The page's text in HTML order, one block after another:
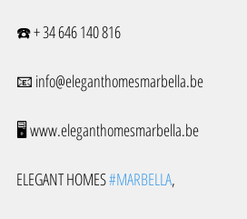
☎️ + 34 646 140 816
📧 info@eleganthomesmarbella.be
🖥️ www.eleganthomesmarbella.be
ELEGANT HOMES #MARBELLA,